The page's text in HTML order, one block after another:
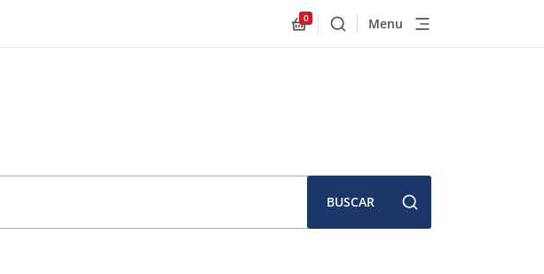
Allnex.GeneralResources.Cart
0
BuscarMenu
BUSCAR